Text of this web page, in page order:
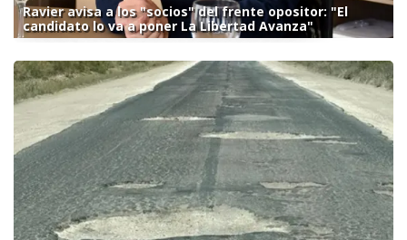
Ravier avisa a los "socios" del frente opositor: "El
candidato lo va a poner La Libertad Avanza"